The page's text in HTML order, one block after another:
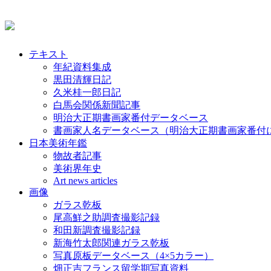
テキスト
年紀資料集成
黒田清輝日記
久米桂一郎日記
白馬会関係新聞記事
明治大正期書画家番付データベース
書画家人名データベース（明治大正期書画家番付
日本美術年鑑
物故者記事
美術界年史
Art news articles
画像
ガラス乾板
尾高鮮之助調査撮影記録
和田新調査撮影記録
新海竹太郎関連ガラス乾板
写真原板データベース（4×5カラー）
畑正吉フランス留学期写真資料